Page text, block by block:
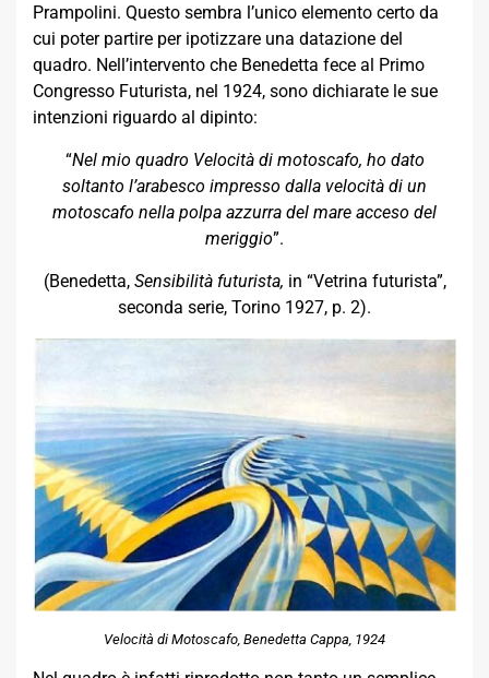
Prampolini. Questo sembra l’unico elemento certo da
cui poter partire per ipotizzare una datazione del
quadro. Nell’intervento che Benedetta fece al Primo
Congresso Futurista, nel 1924, sono dichiarate le sue
intenzioni riguardo al dipinto:
“Nel mio quadro Velocità di motoscafo, ho dato
soltanto l’arabesco impresso dalla velocità di un
motoscafo nella polpa azzurra del mare acceso del
meriggio”.
(Benedetta, Sensibilità futurista, in “Vetrina futurista”,
seconda serie, Torino 1927, p. 2).
Velocità di Motoscafo, Benedetta Cappa, 1924